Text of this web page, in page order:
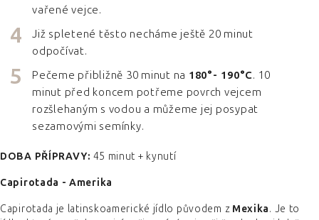
vařené vejce.
Již spletené těsto necháme ještě 20 minut
odpočívat.
Pečeme přibližně 30 minut na 180°- 190°C. 10
minut před koncem potřeme povrch vejcem
rozšlehaným s vodou a můžeme jej posypat
sezamovými semínky.
DOBA PŘÍPRAVY: 45 minut + kynutí
Capirotada - Amerika
Capirotada je latinskoamerické jídlo původem z Mexika. Je to